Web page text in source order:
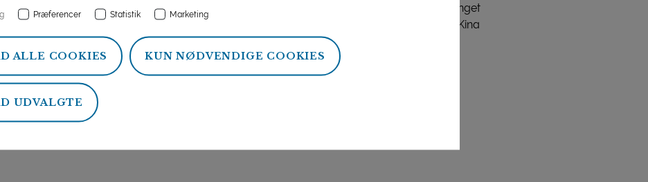
Præferencer Statistik Marketing
ALLE COOKIES KUN NØDVENDIGE COOKIES
UDVALGTE
for kineserne synonym med høj kvalitet. Kineserne er kræsne forbrugere, og med opsvinget
og miljø fået et helt andet fokus og en særlig status på det kinesiske marked,” siger han. Kina
voksende marked for økologiske mejeriprodukter.
være klar til produktion fra første kvartal i 2020.
link